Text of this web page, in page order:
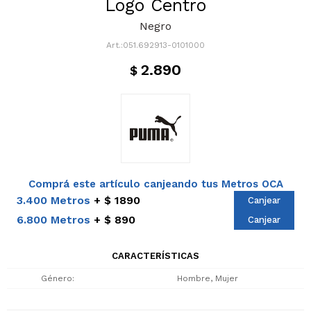
Logo Centro
Negro
051.692913-0101000
$ 2.890
Comprá este artículo canjeando tus Metros OCA
3.400 Metros $ 1890 Canjear
6.800 Metros $ 890 Canjear
CARACTERÍSTICAS
Género Hombre, Mujer